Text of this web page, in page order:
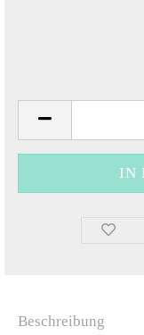
Beschreibung